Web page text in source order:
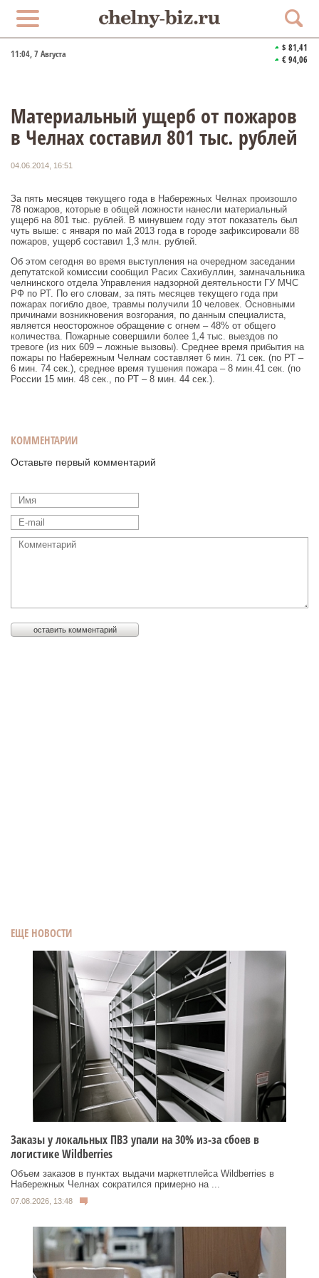
11:04, 7 Августа
$ 81,41
€ 94,06
ЕЩЕ НОВОСТИ
Заказы у локальных ПВЗ упали на 30% из-за сбоев в
логистике Wildberries
Объем заказов в пунктах выдачи маркетплейса Wildberries в
Набережных Челнах сократился примерно на ...
07.08.2026, 13:48
Материальный ущерб от пожаров
в Челнах составил 801 тыс. рублей
04.06.2014, 16:51
За пять месяцев текущего года в Набережных Челнах произошло
78 пожаров, которые в общей ложности нанесли материальный
ущерб на 801 тыс. рублей. В минувшем году этот показатель был
чуть выше: с января по май 2013 года в городе зафиксировали 88
пожаров, ущерб составил 1,3 млн. рублей.
Об этом сегодня во время выступления на очередном заседании
депутатской комиссии сообщил Расих Сахибуллин, замначальника
челнинского отдела Управления надзорной деятельности ГУ МЧС
РФ по РТ. По его словам, за пять месяцев текущего года при
пожарах погибло двое, травмы получили 10 человек. Основными
причинами возникновения возгорания, по данным специалиста,
является неосторожное обращение с огнем – 48% от общего
количества. Пожарные совершили более 1,4 тыс. выездов по
тревоге (из них 609 – ложные вызовы). Среднее время прибытия на
пожары по Набережным Челнам составляет 6 мин. 71 сек. (по РТ –
6 мин. 74 сек.), среднее время тушения пожара – 8 мин.41 сек. (по
России 15 мин. 48 сек., по РТ – 8 мин. 44 сек.).
КОММЕНТАРИИ
Оставьте первый комментарий